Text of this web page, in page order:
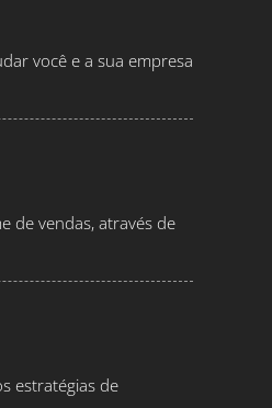
você e a sua empresa
de vendas, através de
estratégias de